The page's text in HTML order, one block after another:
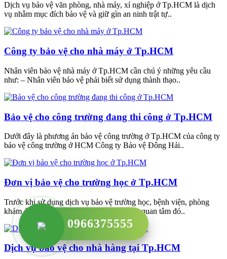
Dịch vụ bảo vệ văn phòng, nhà máy, xí nghiệp ở Tp.HCM là dịch
vụ nhằm mục đích bảo vệ và giữ gìn an ninh trật tự..
Công ty bảo vệ cho nhà máy ở Tp.HCM
Nhân viên bảo vệ nhà máy ở Tp.HCM cần chú ý những yêu cầu
như: – Nhân viên bảo vệ phải biết sử dụng thành thạo..
Bảo vệ cho công trường đang thi công ở Tp.HCM
Dưới đây là phương án bảo vệ công trường ở Tp.HCM của công ty
bảo vệ công trường ở HCM Công ty Bảo vệ Đông Hải..
Đơn vị bảo vệ cho trường học ở Tp.HCM
Trước khi sử dụng dịch vụ bảo vệ trường học, bệnh viện, phòng
khám ở Tp.HCM thì việc đầu tiên bạn cần quan tâm đó..
Dịch vụ bảo vệ cho nhà hàng tại Tp.HCM
0966375555